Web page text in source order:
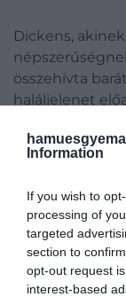
Information
If you wish to
processing of
targeted
section to
opt-out request
interest-based
Dickens,
összehívta
haláljelenet
Az orvosi
legmagasabb,
A kiállításon
kiderül, hogy
Beardnak írta